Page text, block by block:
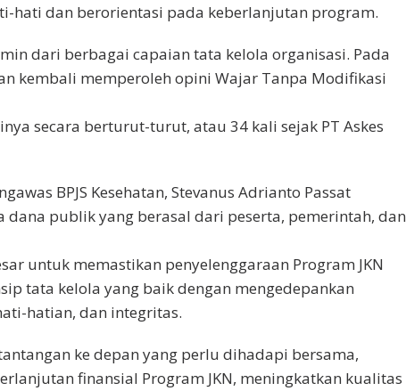
hati dan berorientasi pada keberlanjutan program.
dari berbagai capaian tata kelola organisasi. Pada
kembali memperoleh opini Wajar Tanpa Modifikasi
secara berturut-turut, atau 34 kali sejak PT Askes
BPJS Kesehatan, Stevanus Adrianto Passat
dana publik yang berasal dari peserta, pemerintah, dan
untuk memastikan penyelenggaraan Program JKN
tata kelola yang baik dengan mengedepankan
hatian, dan integritas.
ke depan yang perlu dihadapi bersama,
finansial Program JKN, meningkatkan kualitas